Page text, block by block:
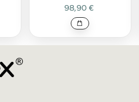
98,90 €